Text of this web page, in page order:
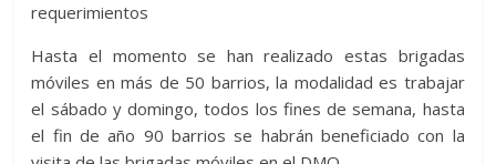
requerimientos
Hasta el momento se han realizado estas brigadas
móviles en más de 50 barrios, la modalidad es trabajar
el sábado y domingo, todos los fines de semana, hasta
el fin de año 90 barrios se habrán beneficiado con la